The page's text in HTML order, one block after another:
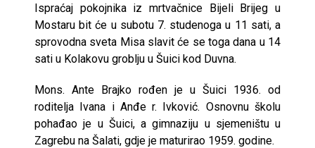
Ispraćaj pokojnika iz mrtvačnice Bijeli Brijeg u
Mostaru bit će u subotu 7. studenoga u 11 sati, a
sprovodna sveta Misa slavit će se toga dana u 14
sati u Kolakovu groblju u Šuici kod Duvna.
Mons. Ante Brajko rođen je u Šuici 1936. od
roditelja Ivana i Anđe r. Ivković. Osnovnu školu
pohađao je u Šuici, a gimnaziju u sjemeništu u
Zagrebu na Šalati, gdje je maturirao 1959. godine.